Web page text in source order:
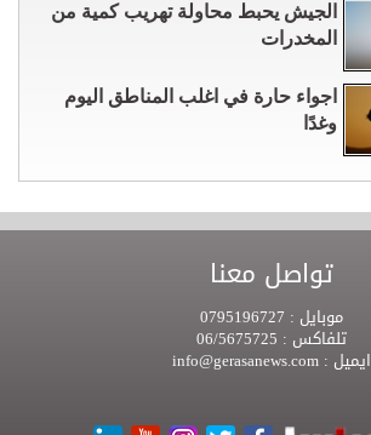
الجيش يحبط محاولة تهريب كمية من
المخدرات
اجواء حارة في اغلب المناطق اليوم
وغدًا
تواصل معنا
موبايل :
تلفاكس :
ايميل :